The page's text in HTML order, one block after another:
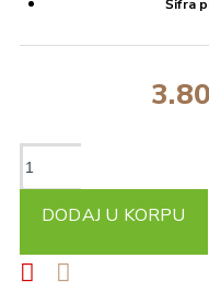
Šifra
DODAJ U KORPU